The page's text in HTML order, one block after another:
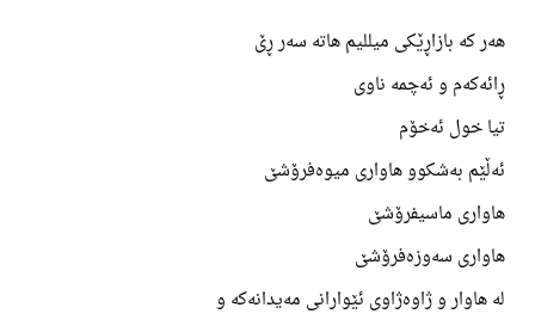
هەر کە بازاڕێکی میللیم هاتە سەر ڕێ
ڕائەکەم و ئەچمە ناوی
تیا خول ئەخۆم
ئەڵێم بەشکوو هاواری میوەفرۆشێ
هاواری ماسیفرۆشێ
هاواری سەوزەفرۆشێ
لە هاوار و ژاوەژاوی ئێوارانی مەیدانەکە و